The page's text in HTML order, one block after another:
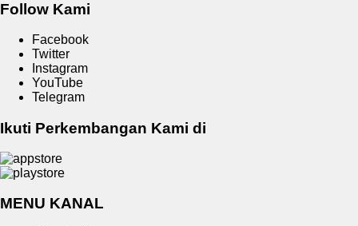
Follow Kami
Facebook
Twitter
Instagram
YouTube
Telegram
Ikuti Perkembangan Kami di
MENU KANAL